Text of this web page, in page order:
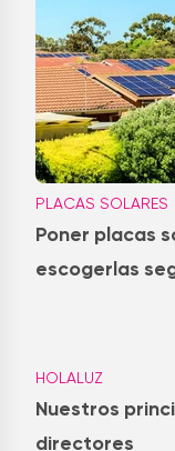
PLACAS SOLARES
Poner placas
escogerlas
HOLALUZ
Nuestros
directores